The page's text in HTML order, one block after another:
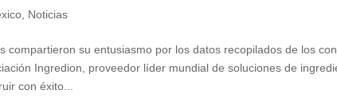
Noticias
compartieron su entusiasmo por los datos recopilados de los
Ingredion, proveedor líder mundial de soluciones de
con éxito...